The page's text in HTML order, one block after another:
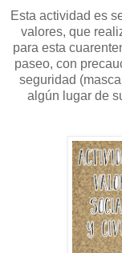
Esta actividad es
valores, que
para esta
paseo, con
seguridad
algún lugar de